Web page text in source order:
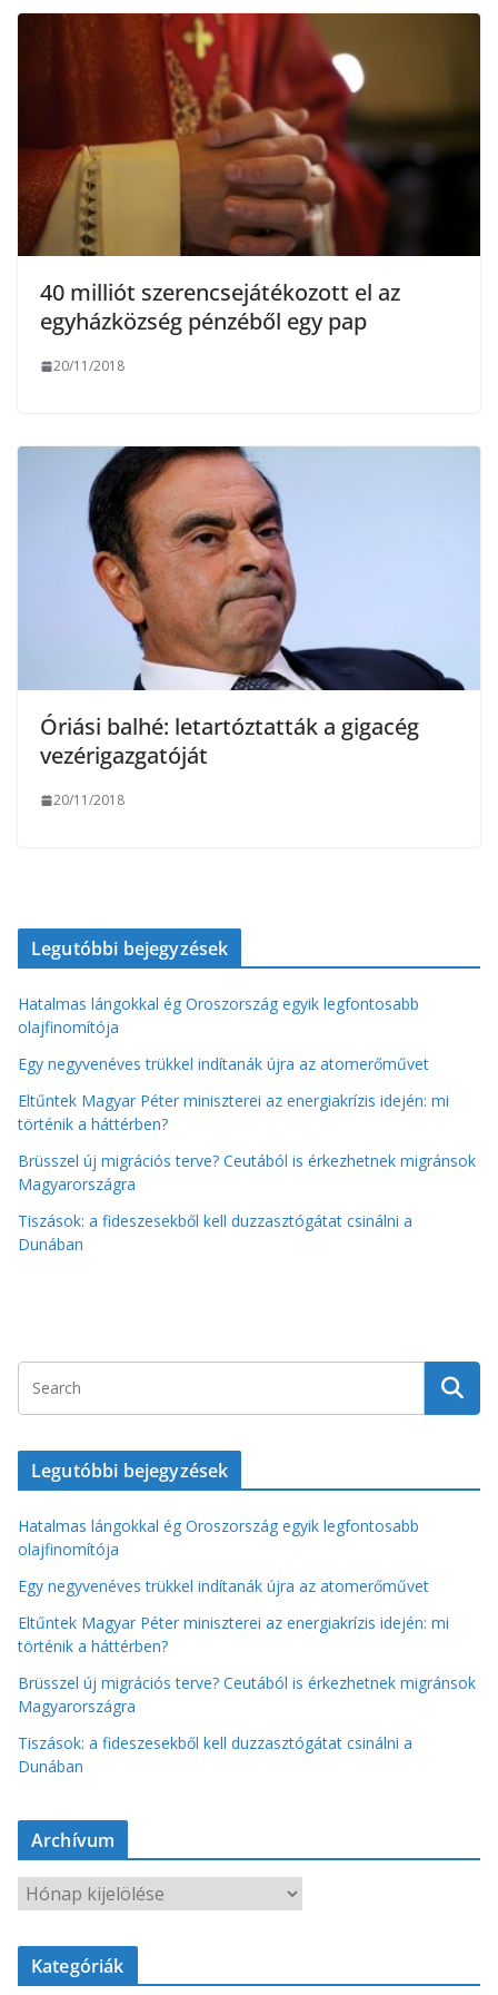
40 milliót szerencsejátékozott el az
egyházközség pénzéből egy pap
20/11/2018
Óriási balhé: letartóztatták a gigacég
vezérigazgatóját
20/11/2018
Legutóbbi bejegyzések
Hatalmas lángokkal ég Oroszország egyik legfontosabb
olajfinomítója
Egy negyvenéves trükkel indítanák újra az atomerőművet
Eltűntek Magyar Péter miniszterei az energiakrízis idején: mi
történik a háttérben?
Brüsszel új migrációs terve? Ceutából is érkezhetnek migránsok
Magyarországra
Tiszások: a fideszesekből kell duzzasztógátat csinálni a
Dunában
Legutóbbi bejegyzések
Hatalmas lángokkal ég Oroszország egyik legfontosabb
olajfinomítója
Egy negyvenéves trükkel indítanák újra az atomerőművet
Eltűntek Magyar Péter miniszterei az energiakrízis idején: mi
történik a háttérben?
Brüsszel új migrációs terve? Ceutából is érkezhetnek migránsok
Magyarországra
Tiszások: a fideszesekből kell duzzasztógátat csinálni a
Dunában
Archívum
r
c
Kategóriák